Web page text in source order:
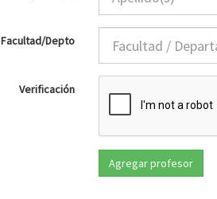
Facultad/Depto
Verificación